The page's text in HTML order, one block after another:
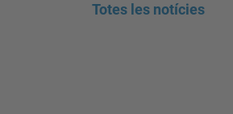
Totes les notícies